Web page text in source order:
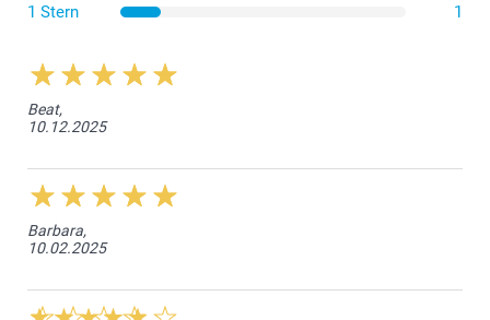
1 Stern
1
Beat,
10.12.2025
Barbara,
10.02.2025